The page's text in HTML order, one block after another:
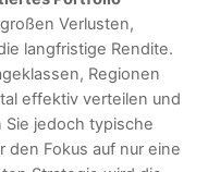
Verlusten,
langfristige Rendite.
Regionen
effektiv verteilen und
Sie jedoch typische
den Fokus auf nur eine